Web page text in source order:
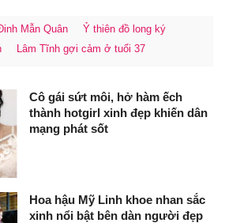
Mẫn Quân
Ỷ thiên đồ long ký
Lâm Tĩnh gợi cảm ở tuổi 37
Cô gái sứt môi, hở hàm ếch
thành hotgirl xinh đẹp khiến dân
mạng phát sốt
Hoa hậu Mỹ Linh khoe nhan sắc
xinh nổi bật bên dàn người đẹp